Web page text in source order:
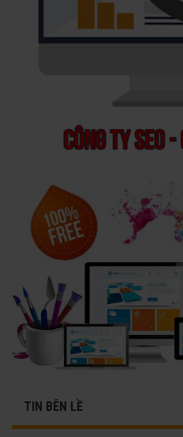
TIN BÊN LỀ